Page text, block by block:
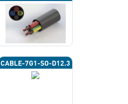
CABLE-7G1-SO-D12.3